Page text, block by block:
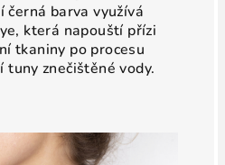
černá barva využívá
která napouští přízi
tkaniny po procesu
tuny znečištěné vody.